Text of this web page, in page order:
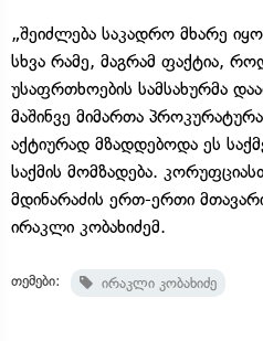
„შეიძლება საკადრო მხარე
სხვა რამე, მაგრამ ფაქტია,
უსაფრთხოების სამსახურმა
მაშინვე მიმართა
აქტიურად მზადდებოდა ეს
საქმის მომზადება.
მდინარაძის ერთ-ერთი
ირაკლი კობახიძემ.
თემები: ირაკლი კობახიძე